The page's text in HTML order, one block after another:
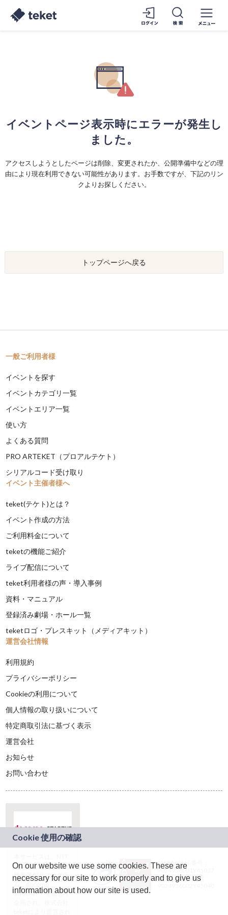
イベントページ表示時にエラーが発生し
ました。
アクセスしようとしたページは削除、変更されたか、公開準備中などの理
由により現在利用できない可能性があります。お手数ですが、下記のリン
クよりお探しください。
トップページへ戻る
一般ご利用者様
イベントを探す
イベントカテゴリ一覧
イベントエリア一覧
使い方
よくある質問
PRO ARTEKET（プロアルテケト）
シリアルコード受け取り
イベント主催者様へ
teket(テケト)とは？
イベント作成の方法
ご利用料金について
teketの機能ご紹介
ライブ配信について
teket利用者様の声・導入事例
資料・マニュアル
登録済み劇場・ホール一覧
teketロゴ・プレスキット（メディアキット）
運営会社情報
利用規約
プライバシーポリシー
Cookieの利用について
個人情報の取り扱いについて
特定商取引法に基づく表示
運営会社
お知らせ
お問い合わせ
ドコモグループの新
規事業創出プログラ
ム「docomo
STARTUP」を通じて
JASRAC許諾番号：
9024936001Y45037
JASRAC許諾番号：
On our website we use some cookies. These are
necessary for our site to work properly and to give us
information about how our site is used.